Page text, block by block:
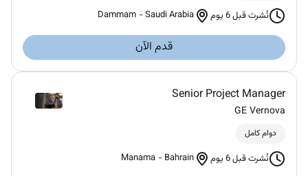
نُشرت قبل 6 يوم Dammam -Saudi Arabia
قدم الآن
Senior Project Manager
GE Vernova
دوام كامل
نُشرت قبل 6 يوم Manama - Bahrain